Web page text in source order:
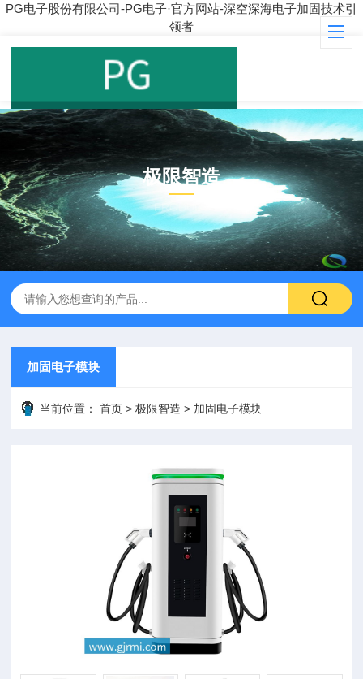
PG电子股份有限公司-PG电子·官方网站-深空深海电子加固技术引
领者
极限智造
PRODUCT
加固电子模块
当前位置：首页 >极限智造 > 加固电子模块